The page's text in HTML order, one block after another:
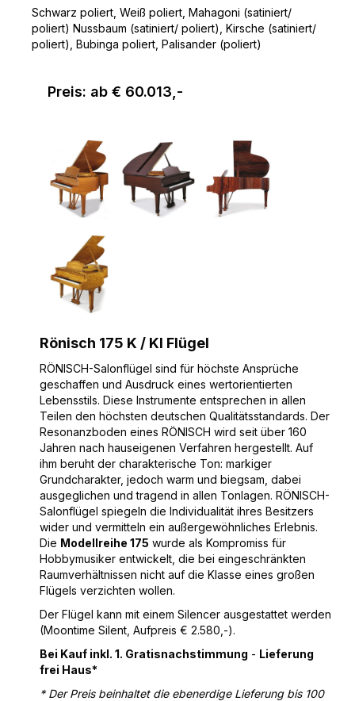
Schwarz poliert, Weiß poliert, Mahagoni (satiniert/
poliert) Nussbaum (satiniert/ poliert), Kirsche (satiniert/
poliert), Bubinga poliert, Palisander (poliert)
Preis: ab € 60.013,-
Rönisch 175 K / KI Flügel
RÖNISCH-Salonflügel sind für höchste Ansprüche
geschaffen und Ausdruck eines wertorientierten
Lebensstils. Diese Instrumente entsprechen in allen
Teilen den höchsten deutschen Qualitätsstandards. Der
Resonanzboden eines RÖNISCH wird seit über 160
Jahren nach hauseigenen Verfahren hergestellt. Auf
ihm beruht der charakterische Ton: markiger
Grundcharakter, jedoch warm und biegsam, dabei
ausgeglichen und tragend in allen Tonlagen. RÖNISCH-
Salonflügel spiegeln die Individualität ihres Besitzers
wider und vermitteln ein außergewöhnliches Erlebnis.
Die Modellreihe 175 wurde als Kompromiss für
Hobbymusiker entwickelt, die bei eingeschränkten
Raumverhältnissen nicht auf die Klasse eines großen
Flügels verzichten wollen.
Der Flügel kann mit einem Silencer ausgestattet werden
(Moontime Silent, Aufpreis € 2.580,-).
Bei Kauf inkl. 1. Gratisnachstimmung - Lieferung
frei Haus*
* Der Preis beinhaltet die ebenerdige Lieferung bis 100